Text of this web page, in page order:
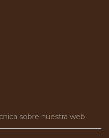
sobre nuestra web